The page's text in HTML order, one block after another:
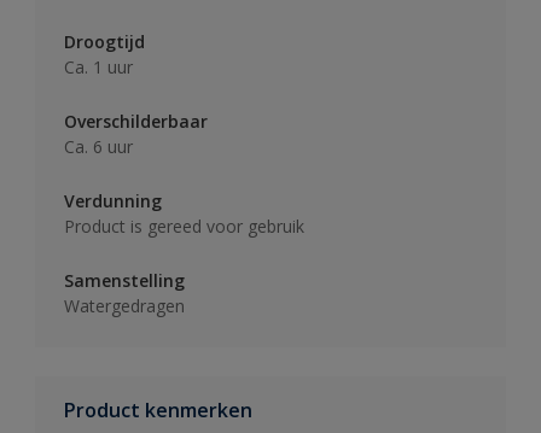
Droogtijd
Ca. 1 uur
Overschilderbaar
Ca. 6 uur
Verdunning
Product is gereed voor gebruik
Samenstelling
Watergedragen
Product kenmerken